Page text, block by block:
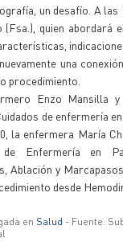
un desafío. A las
(Fsa.), quien abordará
una
procedimiento.
Enzo Mansilla
de enfermería
la enfermera María
de Enfermería en
Ablación y
desde
en Salud - Fuente: